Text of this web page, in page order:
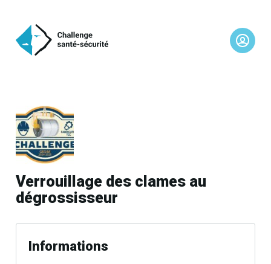
Verrouillage des clames au
dégrossisseur
Informations